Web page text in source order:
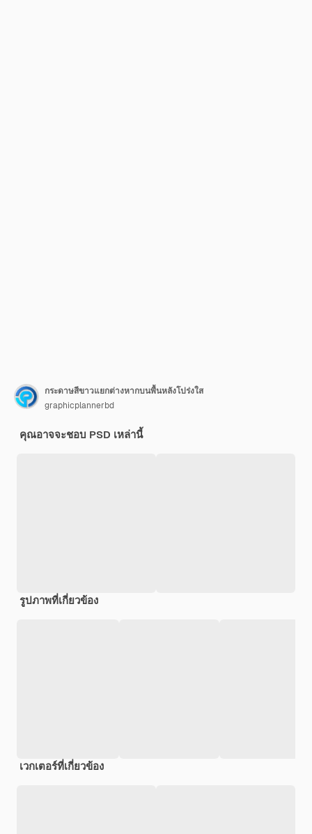
กระดาษสีขาวแยกต่างหากบนพื้นหลังโปร่งใส
graphicplannerbd
คุณอาจจะชอบ PSD เหล่านี้
รูปภาพที่เกี่ยวข้อง
เวกเตอร์ที่เกี่ยวข้อง